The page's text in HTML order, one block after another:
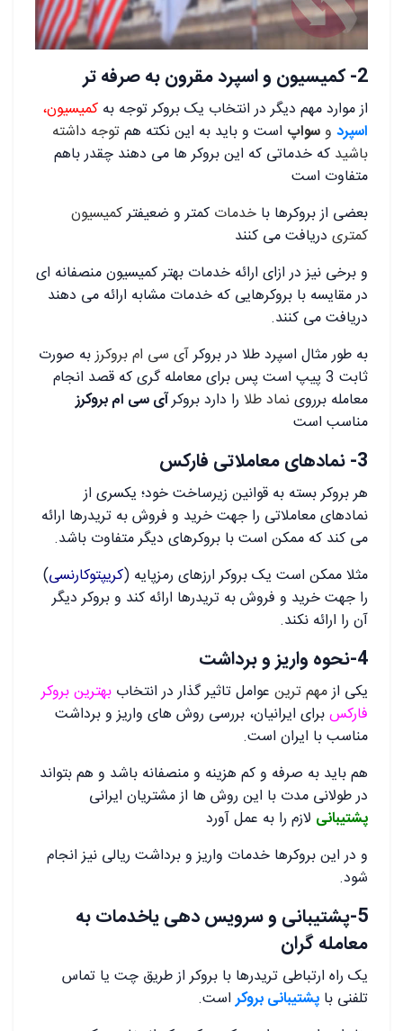
2- کمیسیون و اسپرد مقرون به صرفه تر
از موارد مهم دیگر در انتخاب یک بروکر توجه به کمیسیون،
اسپرد وسواپ است و باید به این نکته همتوجه داشته
باشید که خدماتی که این بروکر ها می دهند چقدر باهم
متفاوت است
بعضی از بروکرها با خدمات کمتر و ضعیفترکمیسیون
کمتری دریافت می کنند
و برخی نیز در ازای ارائه خدمات بهتر کمیسیون منصفانه ای
در مقایسه با بروکرهایی که خدمات مشابه ارائه می دهند
دریافت می کنند.
به طور مثال اسپرد طلا در بروکرآی سی ام بروکرزبه صورت
ثابت 3 پیپ است پس برای معامله گری که قصد انجام
معامله برروینماد طلا را دارد بروکرآی سی ام بروکرز
مناسب است
3- نمادهای معاملاتی فارکس
هر بروکر بسته به قوانین زیرساخت خود؛ یکسری از
نمادهای معاملاتی را جهت خرید و فروش به تریدرها ارائه
می کند که ممکن است با بروکرهای دیگر متفاوت باشد.
مثلا ممکن است یک بروکر ارزهای رمزپایه (کریپتوکارنسی)
را جهت خرید و فروش به تریدرها ارائه کند و بروکر دیگر
آن را ارائه نکند.
4-نحوه واریز و برداشت
یکی ازمهم ترین عوامل تاثیر گذار در انتخاب بهترین بروکر
فارکسبرای ایرانیان، بررسی روش های واریز و برداشت
مناسب با ایران است.
هم باید به صرفه و کم هزینه و منصفانه باشد و هم بتواند
در طولانی مدت با این روش ها از مشتریان ایرانی
پشتیبانی لازم را به عمل آورد
و در این بروکرها خدمات واریز و برداشت ریالی نیز انجام
شود.
5-پشتیبانی و سرویس دهی یاخدمات به
معامله گران
یک راه ارتباطی تریدرها با بروکر از طریق چت یا تماس
تلفنی با پشتیبانی بروکراست.